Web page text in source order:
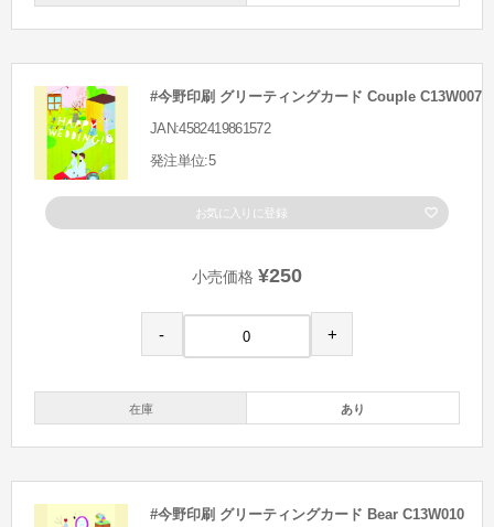
#今野印刷 グリーティングカード Couple C13W007
JAN:4582419861572
発注単位:5
お気に入りに登録
小売価格 ¥250
- +
在庫 あり
#今野印刷 グリーティングカード Bear C13W010